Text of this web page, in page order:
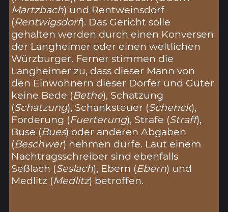
Martzbach) und Rentweinsdorf
(Rentwigsdorf). Das Gericht solle
gehalten werden durch einen Konversen
der Langheimer oder einen weltlichen
Würzburger. Ferner stimmen die
Langheimer zu, dass dieser Mann von
den Einwohnern dieser Dörfer und Güter
keine Bede (Bethe), Schatzung
(Schatzung), Schanksteuer (Schenck),
Forderung (Fuerterung), Strafe (Straff),
Buse (Bues) oder anderen Abgaben
(Beschwer) nehmen dürfe. Laut einem
Nachtragsschreiber sind ebenfalls
Seßlach (Seslach), Ebern (Ebern) und
Medlitz (Medlitz) betroffen.